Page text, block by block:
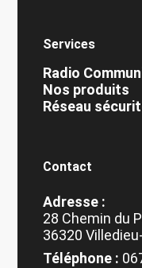
Services
Radio
Nos produits
Réseau
Contact
Adresse :
28 Chemin du
36320
Téléphone :